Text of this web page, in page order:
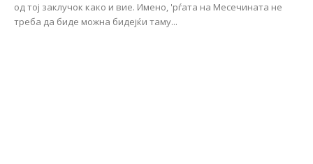
од тој заклучок како и вие. Имено, 'рѓата на Месечината не
треба да биде можна бидејќи таму...